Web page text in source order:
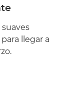
llegar a